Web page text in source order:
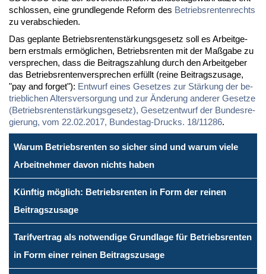
schlos­sen, ei­ne grund­le­gen­de Re­form des Be­triebs­ren­ten­rechts
zu ver­ab­schie­den.
Das ge­plan­te Be­triebs­ren­ten­stär­kungs­ge­setz soll es Ar­beit­ge­
bern erst­mals er­mög­li­chen, Be­triebs­ren­ten mit der Maß­ga­be zu
ver­spre­chen, dass die Bei­trags­zah­lung durch den Ar­beit­ge­ber
das Be­triebs­ren­ten­ver­spre­chen er­füllt (rei­ne Bei­trags­zu­sa­ge,
"pay and for­get"): Ent­wurf ei­nes Ge­set­zes zur Stär­kung der be­
trieb­li­chen Al­ters­ver­sor­gung und zur Än­de­rung an­de­rer Ge­set­ze
(Be­triebs­ren­ten­stär­kungs­ge­setz), Ge­setz­ent­wurf der Bun­des­re­
gie­rung, vom 22.02.2017, Bun­des­tag-Drucks. 18/11286.
Warum Betriebsrenten so sicher sind und warum viele
Arbeitnehmer davon nichts haben
Künftig möglich: Betriebsrenten in Form der reinen
Beitragszusage
Tarifvertrag als notwendige Grundlage für Betriebsrenten
in Form einer reinen Beitragszusage